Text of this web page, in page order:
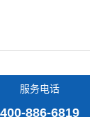
服务电话
400-886-6819